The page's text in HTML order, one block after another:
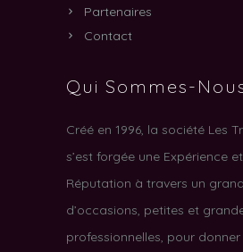
Partenaires
Contact
Qui Sommes-
Créé en 1996, la société Les
s’est forgée une Expérience
Réputation à travers un
d’occasions, petites et
professionnelles, pour